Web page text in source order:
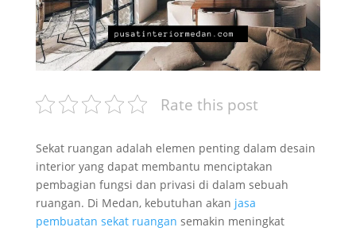
Rate this post
Sekat ruangan adalah elemen penting dalam desain
interior yang dapat membantu menciptakan
pembagian fungsi dan privasi di dalam sebuah
ruangan. Di Medan, kebutuhan akan jasa
pembuatan sekat ruangan semakin meningkat